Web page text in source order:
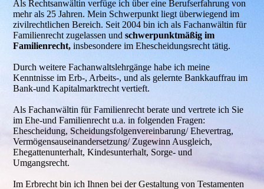
Als Rechtsanwältin verfüge ich über eine Berufserfahrung von
mehr als 25 Jahren. Mein Schwerpunkt liegt überwiegend im
zivilrechtlichen Bereich. Seit 2004 bin ich als Fachanwältin für
Familienrecht zugelassen und schwerpunktmäßig im
Familienrecht,insbesondere im Ehescheidungsrecht tätig.
Durch weitere Fachanwaltslehrgänge habe ich meine
Kenntnisse im Erb-, Arbeits-, und als gelernte Bankkauffrau im
Bank-und Kapitalmarktrecht vertieft.
Als Fachanwältin für Familienrecht berate und vertrete ich Sie
im Ehe-und Familienrecht u.a. in folgenden Fragen:
Ehescheidung, Scheidungsfolgenvereinbarung/ Ehevertrag,
Vermögensauseinandersetzung/ Zugewinn Ausgleich,
Ehegattenunterhalt, Kindesunterhalt, Sorge- und
Umgangsrecht.
Im Erbrecht bin ich Ihnen bei der Gestaltung von Testamenten